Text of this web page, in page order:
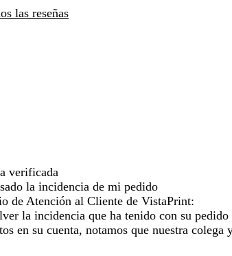
las reseñas
verificada
la incidencia de mi pedido
de Atención al Cliente de VistaPrint:
la incidencia que ha tenido con su
en su cuenta, notamos que nuestra